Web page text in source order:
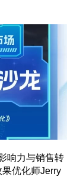
响力与销售转
优化师Jerry